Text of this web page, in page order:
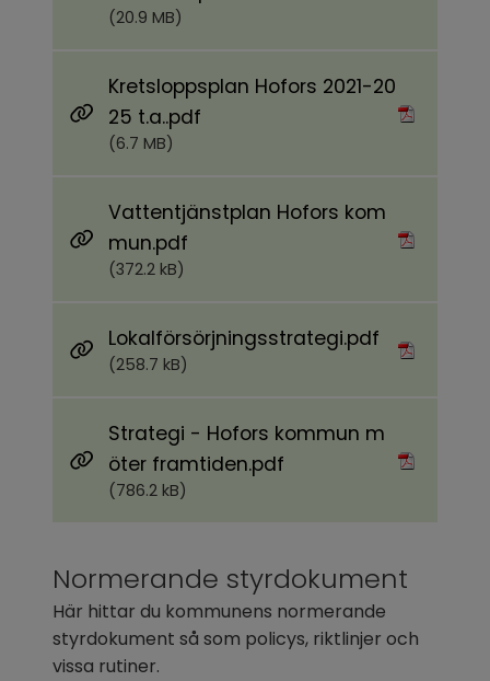
(20.9 MB)
Kretsloppsplan Hofors 2021-20
25 t.a..pdf
(6.7 MB)
Vattentjänstplan Hofors kom
mun.pdf
(372.2 kB)
Lokalförsörjningsstrategi.pdf Pdf, 258.7
(258.7 kB)
Strategi - Hofors kommun m
öter framtiden.pdf Pdf, 786.2 kB.
(786.2 kB)
Normerande styrdokument
Här hittar du kommunens normerande
styrdokument så som policys, riktlinjer och
vissa rutiner.